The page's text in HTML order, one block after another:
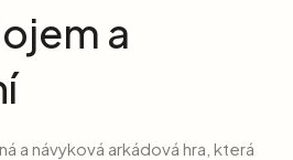
a
a návyková arkádová hra, která